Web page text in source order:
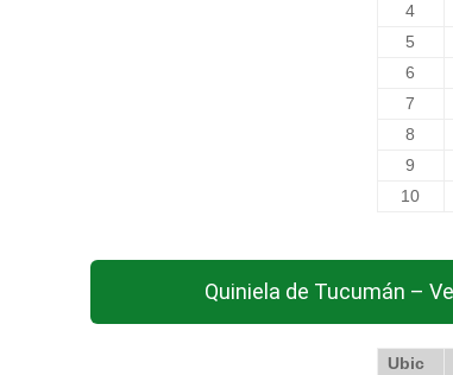
4
5
6
7
8
9
10
Quiniela de Tucumán –
Ubic